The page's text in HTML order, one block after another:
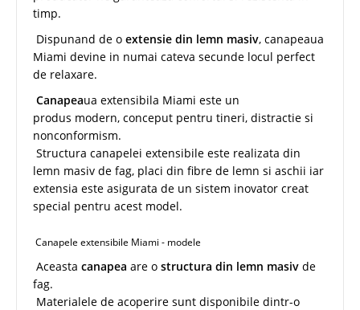
timp.
Dispunand de o extensie din lemn masiv, canapeaua
Miami devine in numai cateva secunde locul perfect
de relaxare.
Canapeaua extensibila Miami este un
produs modern, conceput pentru tineri, distractie si
nonconformism.
Structura canapelei extensibile este realizata din
lemn masiv de fag, placi din fibre de lemn si aschii iar
extensia este asigurata de un sistem inovator creat
special pentru acest model.
Canapele extensibile Miami - modele
Aceasta canapea are o structura din lemn masiv de
fag.
Materialele de acoperire sunt disponibile dintr-o